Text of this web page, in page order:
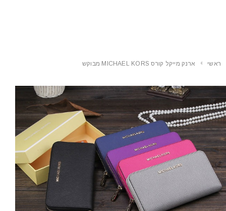
ראשי ארנק מייקל קורס MICHAEL KORS מבוקש